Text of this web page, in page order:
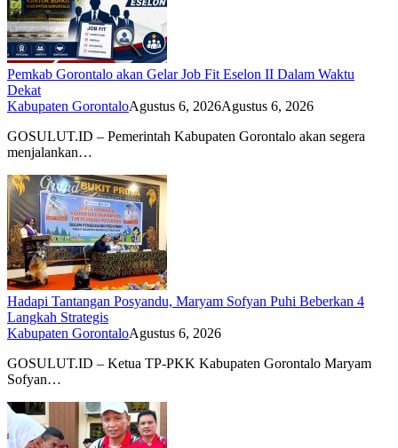
Pemkab Gorontalo akan Gelar Job Fit Eselon II Dalam Waktu
Dekat
Kabupaten GorontaloAgustus 6, 2026Agustus 6, 2026
GOSULUT.ID – Pemerintah Kabupaten Gorontalo akan segera
menjalankan…
Hadapi Tantangan Posyandu, Maryam Sofyan Puhi Beberkan 4
Langkah Strategis
Kabupaten GorontaloAgustus 6, 2026
GOSULUT.ID – Ketua TP-PKK Kabupaten Gorontalo Maryam
Sofyan…